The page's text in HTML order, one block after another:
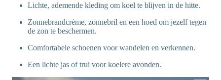
Lichte, ademende kleding om koel te blijven in de hitte.
Zonnebrandcrème, zonnebril en een hoed om jezelf tegen
de zon te beschermen.
Comfortabele schoenen voor wandelen en verkennen.
Een lichte jas of trui voor koelere avonden.